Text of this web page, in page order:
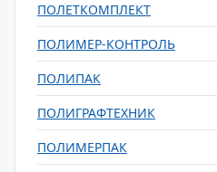
ПОЛЕТКОМПЛЕКТ
ПОЛИМЕР-КОНТРОЛЬ
ПОЛИПАК
ПОЛИГРАФТЕХНИК
ПОЛИМЕРПАК